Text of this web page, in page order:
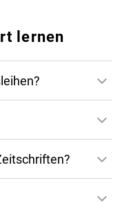
Schritte, die
lernen